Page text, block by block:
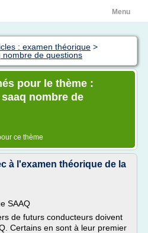
Menu
: examen théorique >
de questions
pour le thème :
nombre de
ce thème
à l'examen théorique de la
SAAQ
de futurs conducteurs doivent
Certains en sont à leur premier